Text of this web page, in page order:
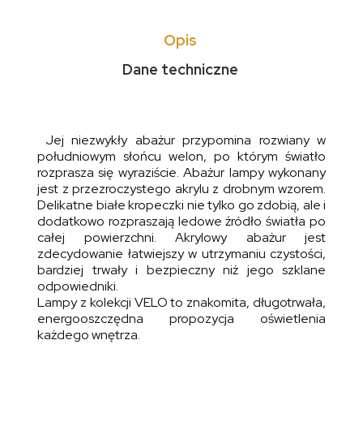
Opis
Dane techniczne
Jej niezwykły abażur przypomina rozwiany w
południowym słońcu welon, po którym światło
rozprasza się wyraziście. Abażur lampy wykonany
jest z przezroczystego akrylu z drobnym wzorem.
Delikatne białe kropeczki nie tylko go zdobią, ale i
dodatkowo rozpraszają ledowe źródło światła po
całej powierzchni. Akrylowy abażur jest
zdecydowanie łatwiejszy w utrzymaniu czystości,
bardziej trwały i bezpieczny niż jego szklane
odpowiedniki.
Lampy z kolekcji VELO to znakomita, długotrwała,
energooszczędna propozycja oświetlenia
każdego wnętrza.